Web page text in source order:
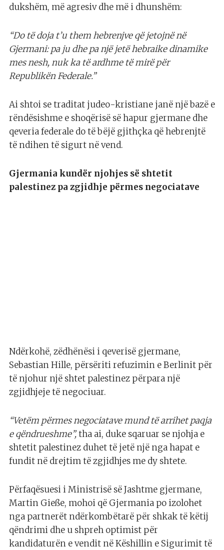
dukshëm, më agresiv dhe më i dhunshëm:
“Do të doja t’u them hebrenjve që jetojnë në
Gjermani: pa ju dhe pa një jetë hebraike dinamike
mes nesh, nuk ka të ardhme të mirë për
Republikën Federale.”
Ai shtoi se traditat judeo-kristiane janë një bazë e
rëndësishme e shoqërisë së hapur gjermane dhe
qeveria federale do të bëjë gjithçka që hebrenjtë
të ndihen të sigurt në vend.
Gjermania kundër njohjes së shtetit
palestinez pa zgjidhje përmes negociatave
Ndërkohë, zëdhënësi i qeverisë gjermane,
Sebastian Hille, përsëriti refuzimin e Berlinit për
të njohur një shtet palestinez përpara një
zgjidhjeje të negociuar.
“Vetëm përmes negociatave mund të arrihet paqja
e qëndrueshme”,tha ai, duke sqaruar se njohja e
shtetit palestinez duhet të jetë një nga hapat e
fundit në drejtim të zgjidhjes me dy shtete.
Përfaqësuesi i Ministrisë së Jashtme gjermane,
Martin Gieße, mohoi që Gjermania po izolohet
nga partnerët ndërkombëtarë për shkak të këtij
qëndrimi dhe u shpreh optimist për
kandidaturën e vendit në Këshillin e Sigurimit të